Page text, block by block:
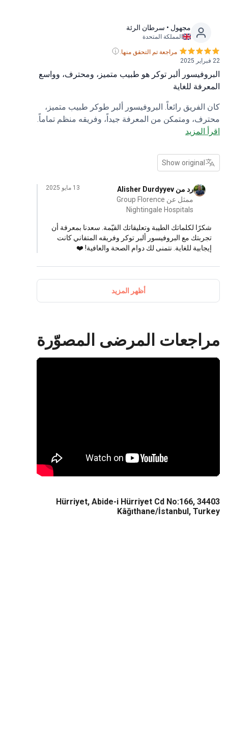
مجهول• سرطان الرئة
المملكة المتحدة
مراجعة تم التحقق منها.
ألبر توكر هو طبيب متميز، ومحترف، وواسع
للغاية
رائعاً. البروفيسور ألبر طوكر طبيب متميز،
ومتمكن من المعرفة جيداً، وفريقه منظم تماماً.
الممرضات
Show original
رد من Alisher Durdyyev
ممثل عن Group Florence
Nightingale Hospitals
لكلماتك الطيبة وتعليقاتك القيّمة. سعدنا بمعرفة أن
مع البروفيسور ألبر توكر وفريقه المتفاني كانت
للغاية. نتمنى لك دوام الصحة والعافية! ❤️
أظهر المزيد
المرضى المصوّرة
Hürriyet, Abide-i Hürriyet Cd No:166,
Kâğıthane/İstanbul,